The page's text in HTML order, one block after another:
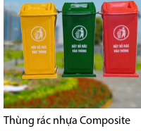
Thùng rác nhựa Composite